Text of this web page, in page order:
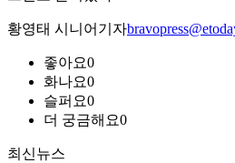
황영태 시니어기자
좋아요0
화나요0
슬퍼요0
더 궁금해요0
최신뉴스